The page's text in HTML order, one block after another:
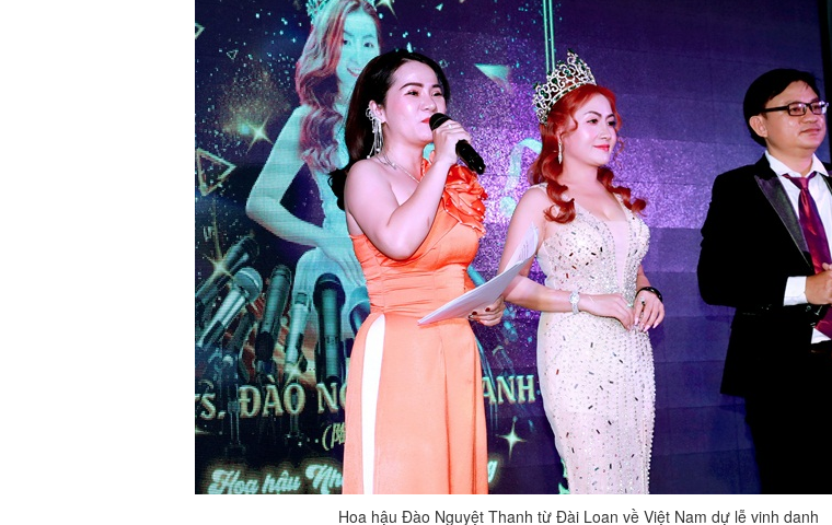
Hoa hậu Đào Nguyệt Thanh từ Đài Loan về Việt Nam dự lễ vinh danh